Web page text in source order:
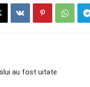
au fost uitate